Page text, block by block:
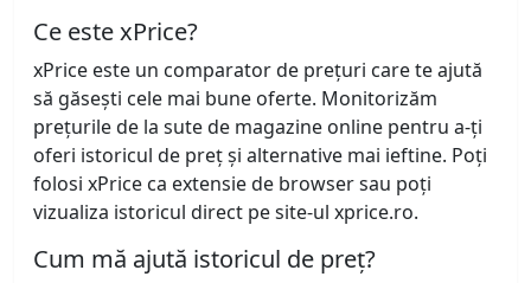
Ce este xPrice?
xPrice este un comparator de prețuri care te ajută
să găsești cele mai bune oferte. Monitorizăm
prețurile de la sute de magazine online pentru a-ți
oferi istoricul de preț și alternative mai ieftine. Poți
folosi xPrice ca extensie de browser sau poți
vizualiza istoricul direct pe site-ul xprice.ro.
Cum mă ajută istoricul de preț?